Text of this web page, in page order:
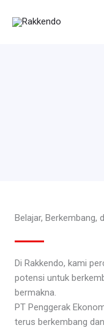
Belajar, Berkembang,
Di Rakkendo, kami
potensi untuk
bermakna.
PT Penggerak
terus berkembang